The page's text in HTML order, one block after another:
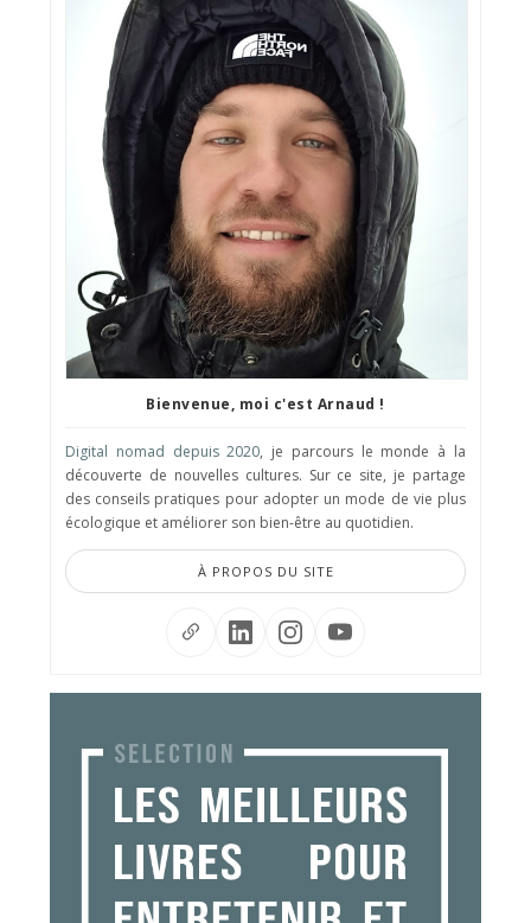
Bienvenue, moi c'est Arnaud !
Digital nomad depuis 2020, je parcours le monde à la
découverte de nouvelles cultures. Sur ce site, je partage
des conseils pratiques pour adopter un mode de vie plus
écologique et améliorer son bien-être au quotidien.
À PROPOS DU SITE